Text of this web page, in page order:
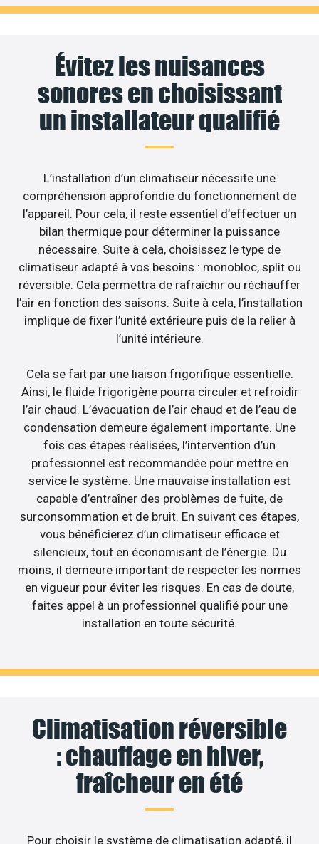
Évitez les nuisances
sonores en choisissant
un installateur qualifié
L’installation d’un climatiseur nécessite une
compréhension approfondie du fonctionnement de
l’appareil. Pour cela, il reste essentiel d’effectuer un
bilan thermique pour déterminer la puissance
nécessaire. Suite à cela, choisissez le type de
climatiseur adapté à vos besoins : monobloc, split ou
réversible. Cela permettra de rafraîchir ou réchauffer
l’air en fonction des saisons. Suite à cela, l’installation
implique de fixer l’unité extérieure puis de la relier à
l’unité intérieure.
Cela se fait par une liaison frigorifique essentielle.
Ainsi, le fluide frigorigène pourra circuler et refroidir
l’air chaud. L’évacuation de l’air chaud et de l’eau de
condensation demeure également importante. Une
fois ces étapes réalisées, l’intervention d’un
professionnel est recommandée pour mettre en
service le système. Une mauvaise installation est
capable d’entraîner des problèmes de fuite, de
surconsommation et de bruit. En suivant ces étapes,
vous bénéficierez d’un climatiseur efficace et
silencieux, tout en économisant de l’énergie. Du
moins, il demeure important de respecter les normes
en vigueur pour éviter les risques. En cas de doute,
faites appel à un professionnel qualifié pour une
installation en toute sécurité.
Climatisation réversible
: chauffage en hiver,
fraîcheur en été
Pour choisir le système de climatisation adapté, il